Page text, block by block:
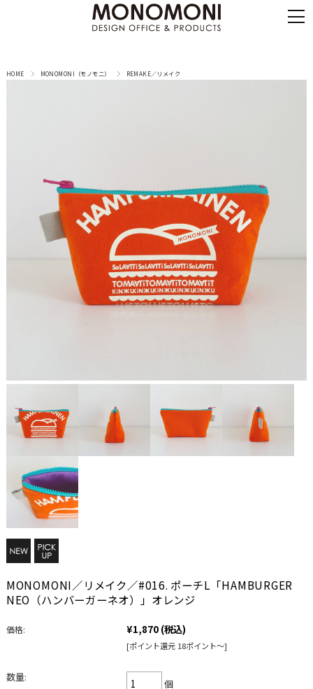
HOME MONOMONI（モノモニ） REMAKE／リメイク
MONOMONI／リメイク／#016. ポーチL「HAMBURGER
NEO（ハンバーガーネオ）」オレンジ
価格: ¥1,870 (税込)
[ポイント還元 18ポイント～]
数量:
個